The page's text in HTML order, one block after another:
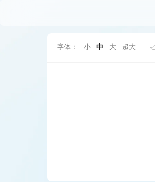
字体： 小 中 大 超大